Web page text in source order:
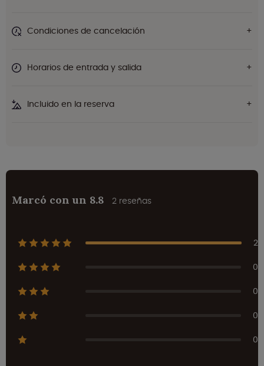
Condiciones de cancelación
Horarios de entrada y salida
Incluido en la reserva
Marcó con un 8.8 2 reseñas
2
0
0
0
0